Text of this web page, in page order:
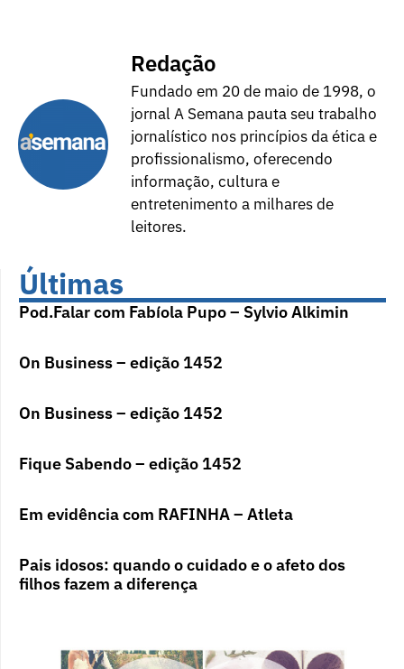
Redação
Fundado em 20 de maio de 1998, o
jornal A Semana pauta seu trabalho
jornalístico nos princípios da ética e
profissionalismo, oferecendo
informação, cultura e
entretenimento a milhares de
leitores.
Últimas
Pod.Falar com Fabíola Pupo – Sylvio Alkimin
On Business – edição 1452
On Business – edição 1452
Fique Sabendo – edição 1452
Em evidência com RAFINHA – Atleta
Pais idosos: quando o cuidado e o afeto dos
filhos fazem a diferença